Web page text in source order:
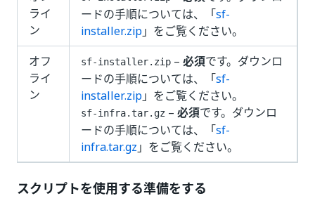
ライ
ン
ードの手順については、「sf-
installer.zip」をご覧ください。
オフ
ライ
ン
sf-installer.zip – 必須です。ダウンロ
ードの手順については、「sf-
installer.zip」をご覧ください。
sf-infra.tar.gz – 必須です。ダウンロ
ードの手順については、「sf-
infra.tar.gz 」をご覧ください。
スクリプトを使用する準備をする